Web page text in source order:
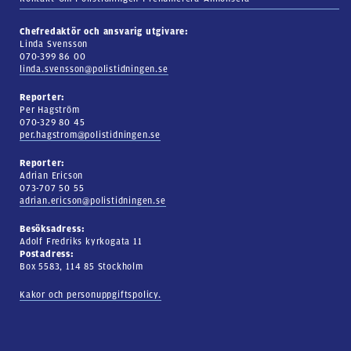
Chefredaktör och ansvarig utgivare:
Linda Svensson
070-399 86 00
linda.svensson@polistidningen.se
Reporter:
Per Hagström
070-329 80 45
per.hagstrom@polistidningen.se
Reporter:
Adrian Ericson
073-707 50 55
adrian.ericson@polistidningen.se
Besöksadress:
Adolf Fredriks kyrkogata 11
Postadress:
Box 5583, 114 85 Stockholm
Kakor och personuppgiftspolicy.